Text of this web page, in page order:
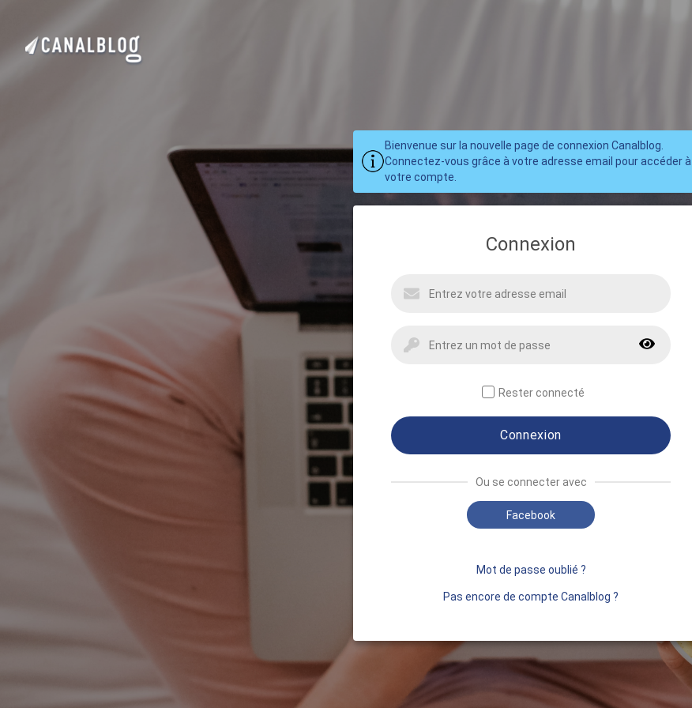
Bienvenue sur la nouvelle page de connexion Canalblog.
Connectez-vous grâce à votre adresse email pour accéder à
votre compte.
Connexion
Rester connecté
Connexion
Ou se connecter avec
Facebook
Mot de passe oublié ?
Pas encore de compte Canalblog ?